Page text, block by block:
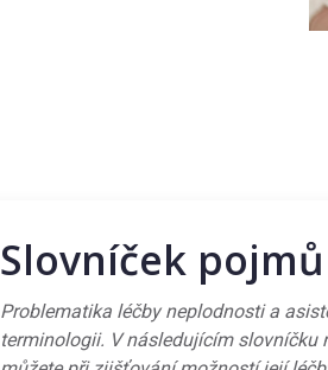
Slovníček pojmů
Problematika léčby neplodnosti a
terminologii. V následujícím slovníčku